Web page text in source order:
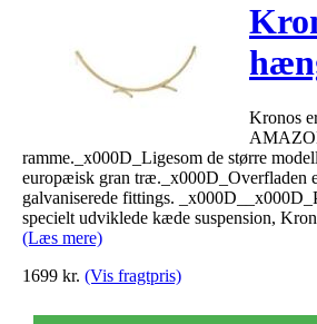
Kronos
ramme._x000D_Ligesom de større
europæisk gran træ._x000D_Overfladen
galvaniserede fittings.
specielt udviklede kæde suspension,
(Læs mere)
1699 kr. (Vis fragtpris)